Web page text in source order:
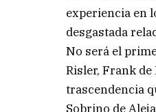
experiencia en
desgastada
No será el
Risler, Frank
trascendencia
Sobrino de